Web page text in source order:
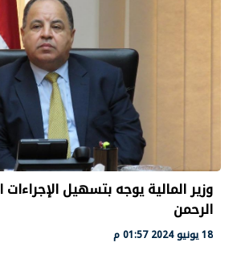
وزير المالية يوجه بتسهيل
الرحمن
18 يونيو 2024 01:57 م